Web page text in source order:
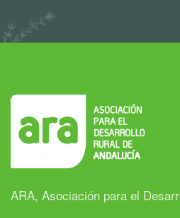
ARA, Asociación para el